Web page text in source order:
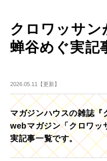
クロワッサン
蝉谷めぐ実記
2026.05.11【更新】
マガジンハウスの雑誌『
webマガジン「クロワッ
実記事一覧です。